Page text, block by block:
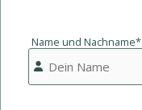
Name und Nachname*